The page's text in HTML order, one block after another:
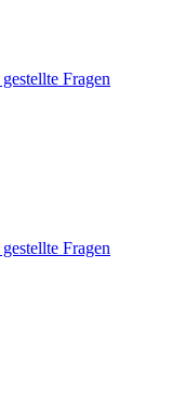
Fragen
Fragen